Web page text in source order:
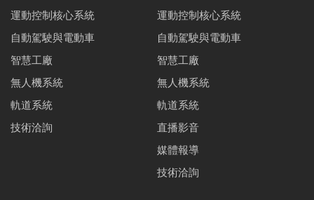
運動控制核心系統
自動駕駛與電動車
智慧工廠
無人機系統
軌道系統
技術洽詢
運動控制核心系統
自動駕駛與電動車
智慧工廠
無人機系統
軌道系統
直播影音
媒體報導
技術洽詢